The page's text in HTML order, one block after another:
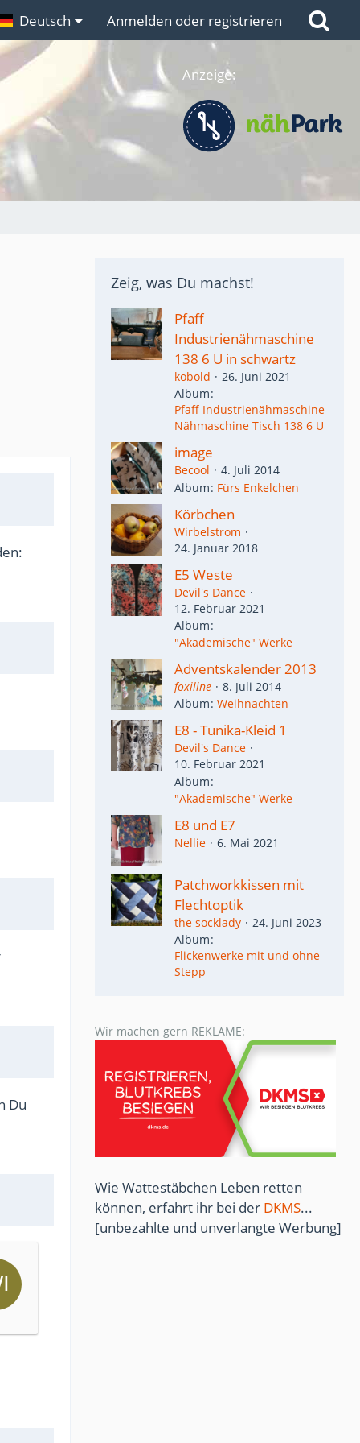
Links
Deutsch Anmelden oder registrieren
Anzeige:
Du
Zeig, was Du machst!
Pfaff
Industrienähmaschine
138 6 U in schwartz
kobold
26. Juni 2021
Album
Pfaff Industrienähmaschine
Nähmaschine Tisch 138 6 U
image
Becool
4. Juli 2014
Album Fürs Enkelchen
Körbchen
Wirbelstrom
24. Januar 2018
E5 Weste
Devil's Dance
12. Februar 2021
Album
"Akademische" Werke
Adventskalender 2013
foxiline
8. Juli 2014
Album Weihnachten
E8 - Tunika-Kleid 1
Devil's Dance
10. Februar 2021
Album
"Akademische" Werke
E8 und E7
Nellie 6. Mai 2021
Patchworkkissen mit
Flechtoptik
the socklady
24. Juni 2023
Album
Flickenwerke mit und ohne
Stepp
Wir machen gern REKLAME:
Wie Wattestäbchen Leben retten
können, erfahrt ihr bei der DKMS...
[unbezahlte und unverlangte Werbung]